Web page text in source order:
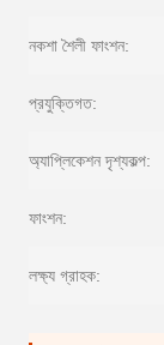
নকশা শৈলী ফাংশন:
প্রযুক্তিগত:
অ্যাপ্লিকেশন দৃশ্যকল্প:
ফাংশন:
লক্ষ্য গ্রাহক: